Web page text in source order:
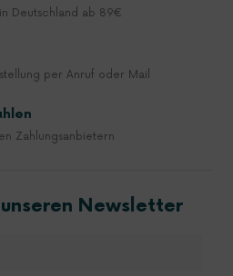
Deutschland ab 89€
per Anruf oder Mail
Zahlungsanbietern
Newsletter